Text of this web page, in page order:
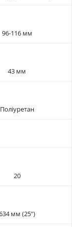
96-116 мм
43 мм
Поліуретан
20
мм (25")